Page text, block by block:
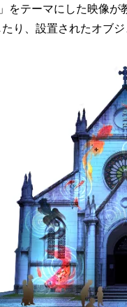
をテーマにした映像
り、設置されたオブ